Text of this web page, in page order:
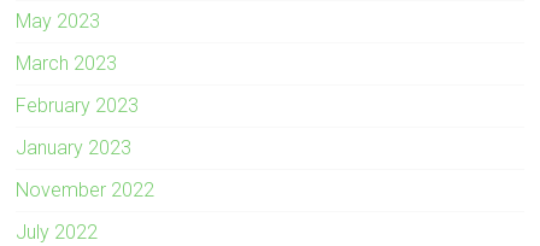
May 2023
March 2023
February 2023
January 2023
November 2022
July 2022